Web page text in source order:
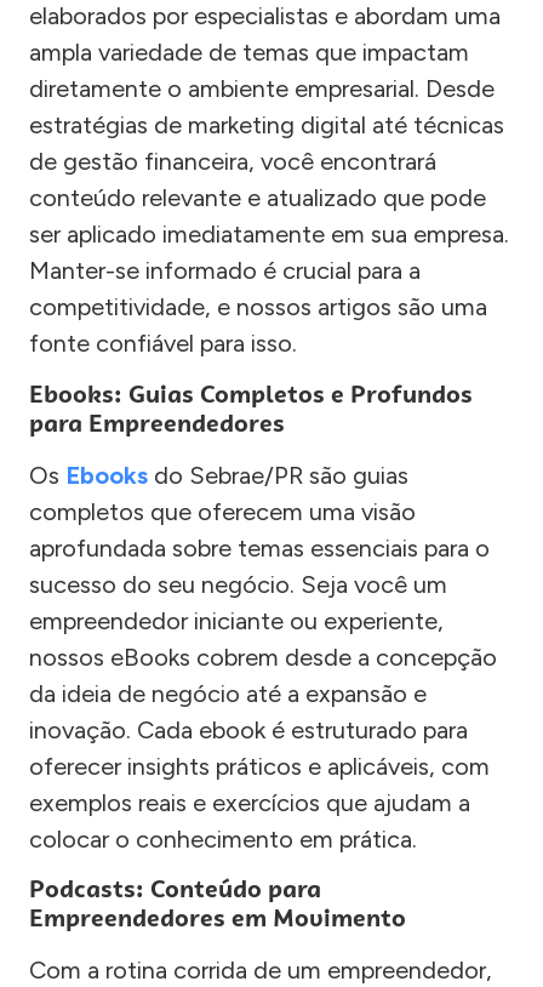
elaborados por especialistas e abordam uma
ampla variedade de temas que impactam
diretamente o ambiente empresarial. Desde
estratégias de marketing digital até técnicas
de gestão financeira, você encontrará
conteúdo relevante e atualizado que pode
ser aplicado imediatamente em sua empresa.
Manter-se informado é crucial para a
competitividade, e nossos artigos são uma
fonte confiável para isso.
Ebooks: Guias Completos e Profundos
para Empreendedores
Os Ebooks do Sebrae/PR são guias
completos que oferecem uma visão
aprofundada sobre temas essenciais para o
sucesso do seu negócio. Seja você um
empreendedor iniciante ou experiente,
nossos eBooks cobrem desde a concepção
da ideia de negócio até a expansão e
inovação. Cada ebook é estruturado para
oferecer insights práticos e aplicáveis, com
exemplos reais e exercícios que ajudam a
colocar o conhecimento em prática.
Podcasts: Conteúdo para
Empreendedores em Movimento
Com a rotina corrida de um empreendedor,